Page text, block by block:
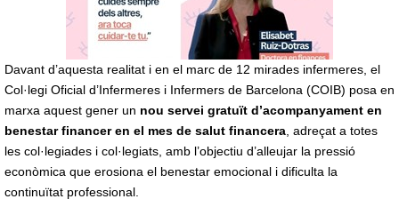
Davant d’aquesta realitat i en el marc de 12 mirades infermeres, el
Col·legi Oficial d’Infermeres i Infermers de Barcelona (COIB) posa en
marxa aquest gener un nou servei gratuït d’acompanyament en
benestar financer en el mes de salut financera, adreçat a totes
les col·legiades i col·legiats, amb l’objectiu d’alleujar la pressió
econòmica que erosiona el benestar emocional i dificulta la
continuïtat professional.